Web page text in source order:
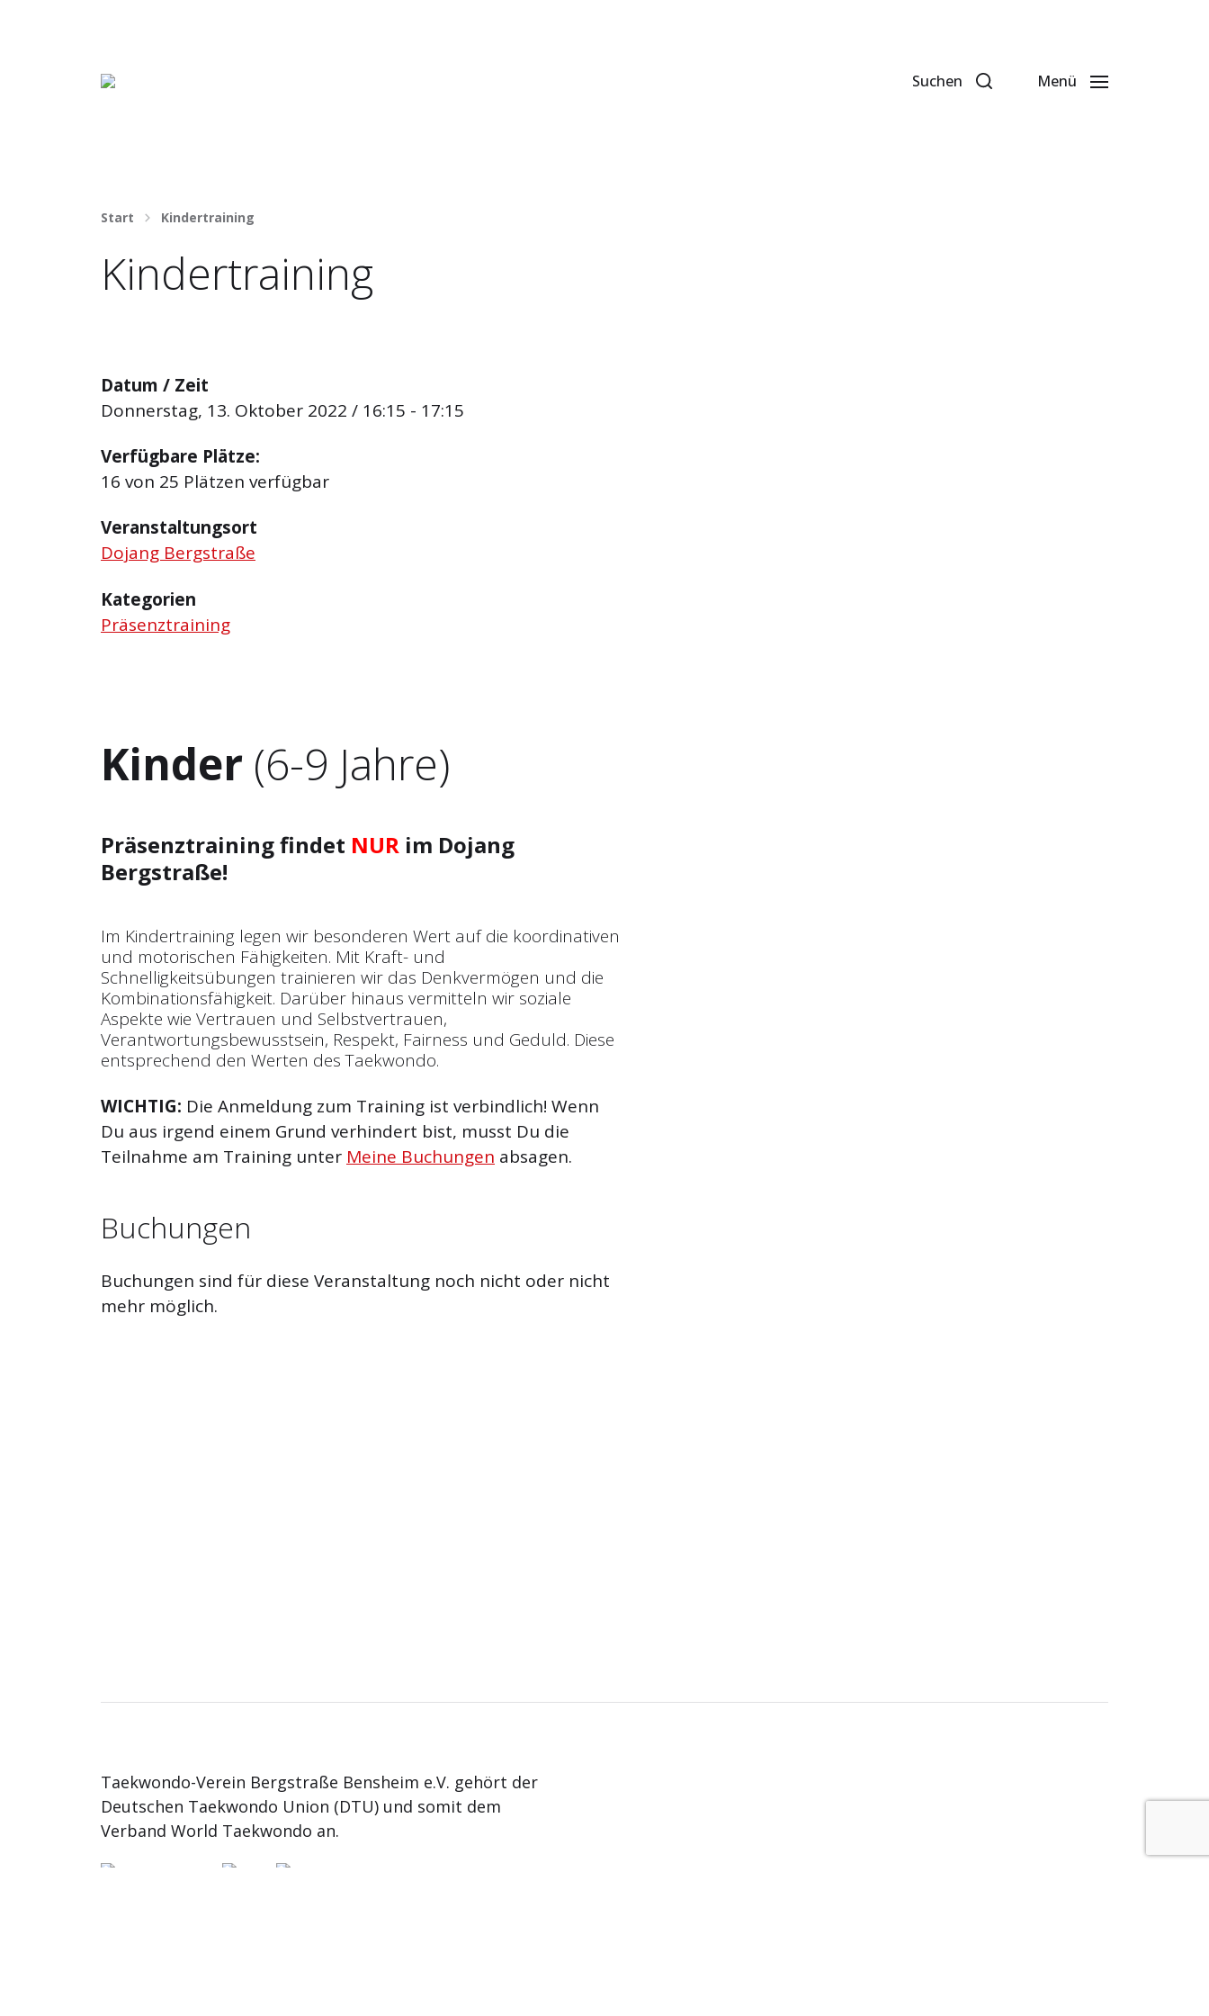
Häng nicht rum. Mach was draus! Suchen Menü
Start Kindertraining
Kindertraining
Datum / Zeit
Donnerstag, 13. Oktober 2022 / 16:15 - 17:15
Verfügbare Plätze:
16 von 25 Plätzen verfügbar
Veranstaltungsort
Dojang Bergstraße
Kategorien
Präsenztraining
Kinder (6-9 Jahre)
Präsenztraining findet NUR im Dojang
Bergstraße!
Im Kindertraining legen wir besonderen Wert auf die koordinativen
und motorischen Fähigkeiten. Mit Kraft- und
Schnelligkeitsübungen trainieren wir das Denkvermögen und die
Kombinationsfähigkeit. Darüber hinaus vermitteln wir soziale
Aspekte wie Vertrauen und Selbst­vertrauen,
Verantwortungsbewusstsein, Respekt, Fairness und Geduld. Diese
entsprechend den Werten des Taekwondo.
WICHTIG: Die Anmeldung zum Training ist verbindlich! Wenn
Du aus irgend einem Grund verhindert bist, musst Du die
Teilnahme am Training unter Meine Buchungen absagen.
Buchungen
Buchungen sind für diese Veranstaltung noch nicht oder nicht
mehr möglich.
Taekwondo-Verein Bergstraße Bensheim e.V. gehört der
Deutschen Taekwondo Union (DTU) und somit dem
Verband World Taekwondo an.